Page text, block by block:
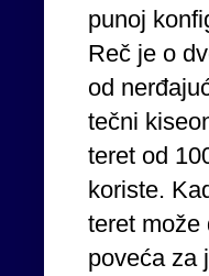
punoj
Reč je o
od
tečni
teret od
koriste.
teret može
poveća za